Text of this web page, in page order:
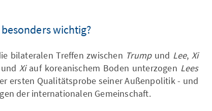
besonders wichtig?
bilateralen Treffen zwischen Trumpund Lee, Xi
Xiauf koreanischem Boden unterzogen Lees
ersten Qualitätsprobe seiner Außenpolitik - und
der internationalen Gemeinschaft.